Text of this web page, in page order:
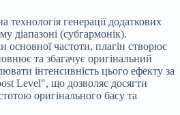
технологія генерації додаткових
діапазоні (субгармонік).
частоти, плагін створює
та збагачує оригінальний
інтенсивність цього ефекту за
Level", що дозволяє досягти
оригінального басу та